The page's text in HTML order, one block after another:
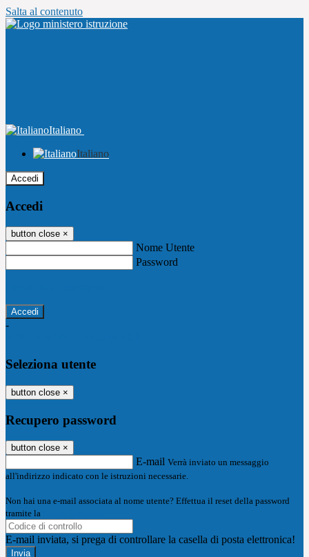
Salta al contenuto
Italiano
Italiano
Accedi
Accedi
button close ×
Nome Utente
Password
-
Seleziona utente
button close ×
Recupero password
button close ×
E-mail Verrà inviato un messaggio
all'indirizzo indicato con le istruzioni necessarie.
Non hai una e-mail associata al nome utente? Effettua il reset della password
tramite la
E-mail inviata, si prega di controllare la casella di posta elettronica!